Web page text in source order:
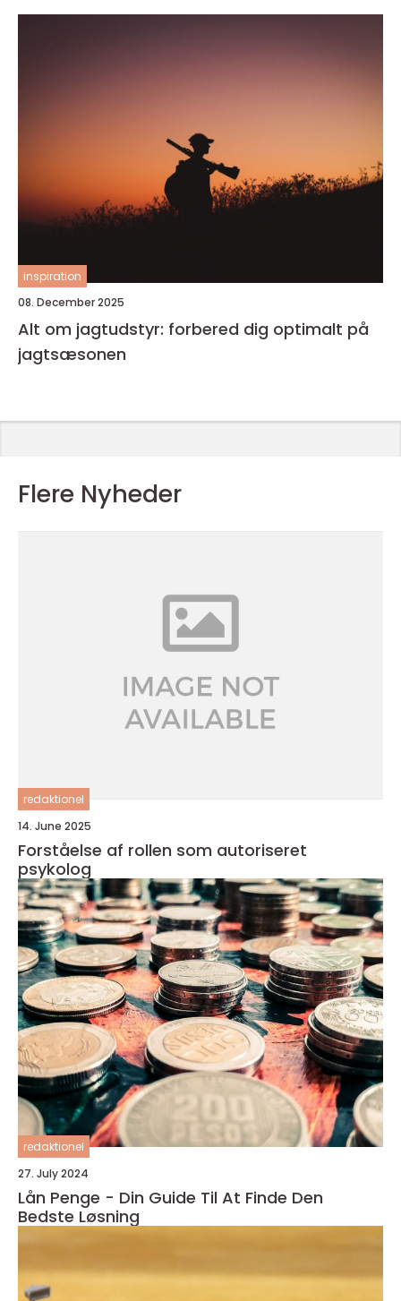
inspiration
08. December 2025
Alt om jagtudstyr: forbered dig optimalt på
jagtsæsonen
Flere Nyheder
redaktionel
14. June 2025
Forståelse af rollen som autoriseret
psykolog
redaktionel
27. July 2024
Lån Penge - Din Guide Til At Finde Den
Bedste Løsning